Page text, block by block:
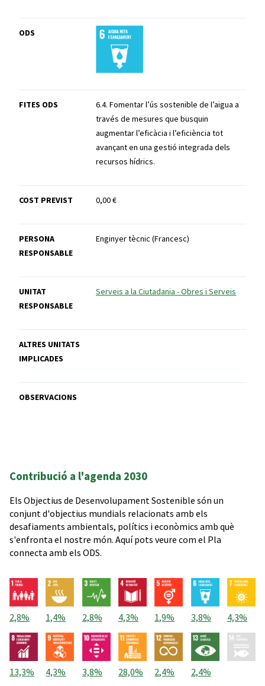
ODS
FITES ODS
6.4. Fomentar l’ús sostenible de l’aigua a
través de mesures que busquin
augmentar l’eficàcia i l’eficiència tot
avançant en una gestió integrada dels
recursos hídrics.
COST PREVIST 0,00 €
PERSONA
RESPONSABLE
Enginyer tècnic (Francesc)
UNITAT
RESPONSABLE
Serveis a la Ciutadania - Obres i Serveis
ALTRES UNITATS
IMPLICADES
OBSERVACIONS
Contribució a l'agenda 2030
Els Objectius de Desenvolupament Sostenible són un
conjunt d'objectius mundials relacionats amb els
desafiaments ambientals, polítics i econòmics amb què
s'enfronta el nostre món. Aquí pots veure com el Pla
connecta amb els ODS.
2,8% 1,4% 2,8% 4,3% 1,9% 3,8% 4,3%
13,3% 4,3% 3,8% 28,0% 2,4% 2,4%